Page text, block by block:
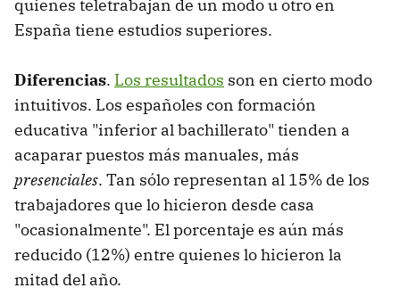
quienes teletrabajan de un modo u otro en
España tiene estudios superiores.
Diferencias. Los resultados son en cierto modo
intuitivos. Los españoles con formación
educativa "inferior al bachillerato" tienden a
acaparar puestos más manuales, más
presenciales. Tan sólo representan al 15% de los
trabajadores que lo hicieron desde casa
"ocasionalmente". El porcentaje es aún más
reducido (12%) entre quienes lo hicieron la
mitad del año.